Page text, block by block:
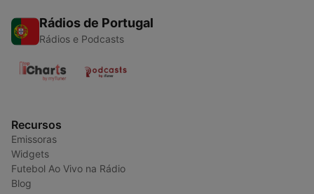
Rádios de Portugal
Rádios e Podcasts
Recursos
Emissoras
Widgets
Futebol Ao Vivo na Rádio
Blog